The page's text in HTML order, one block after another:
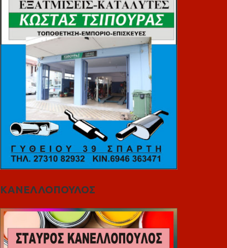
ΚΑΝΕΛΛΟΠΟΥΛΟΣ